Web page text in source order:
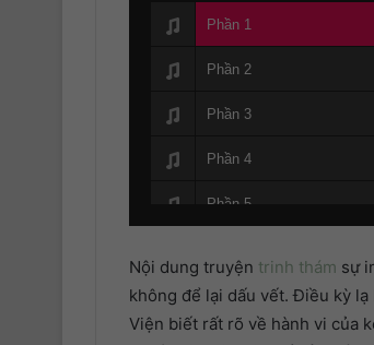
Phần 1
Phần 2
Phần 3
Phần 4
Phần 5
Phần 7
Nội dung truyện trinh thám sự
không để lại dấu vết. Điều kỳ
Viện biết rất rõ về hành vi của